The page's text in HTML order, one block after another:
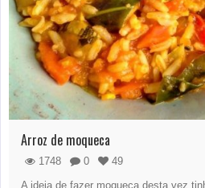
Arroz de moqueca
1748 0
49
A ideia de fazer moqueca desta vez